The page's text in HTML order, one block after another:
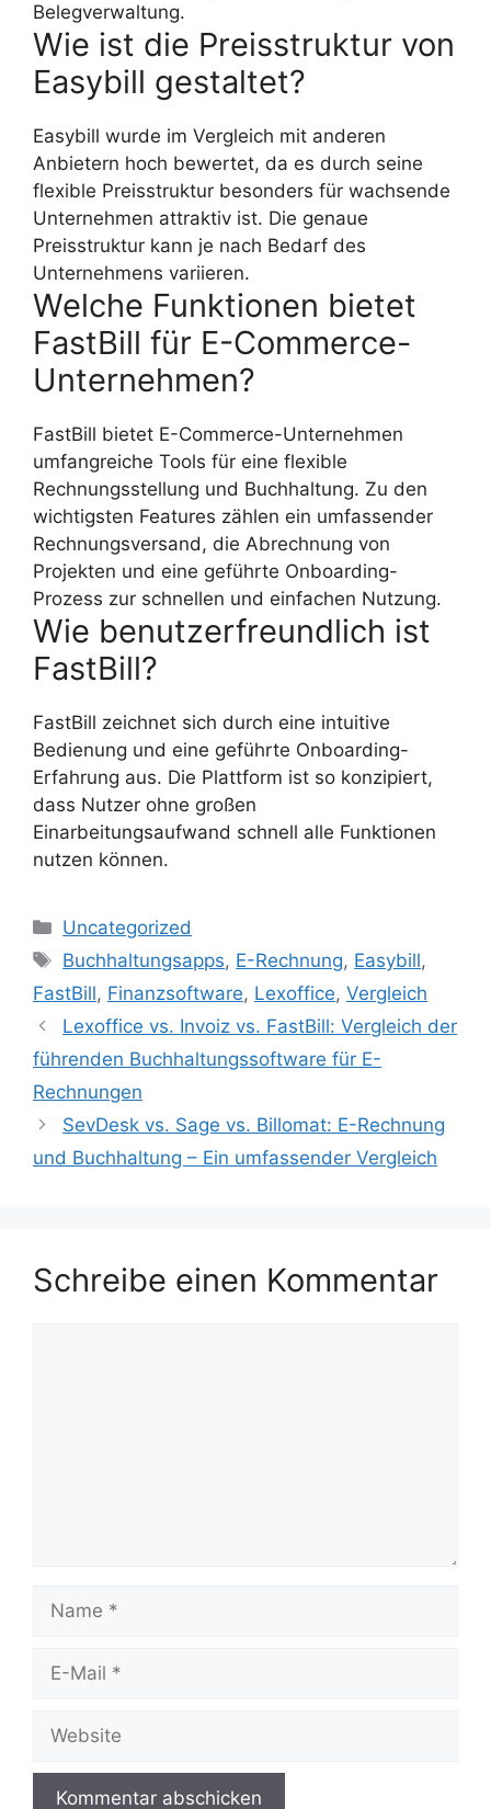
Belegverwaltung.
Wie ist die Preisstruktur von
Easybill gestaltet?
Easybill wurde im Vergleich mit anderen
Anbietern hoch bewertet, da es durch seine
flexible Preisstruktur besonders für wachsende
Unternehmen attraktiv ist. Die genaue
Preisstruktur kann je nach Bedarf des
Unternehmens variieren.
Welche Funktionen bietet
FastBill für E-Commerce-
Unternehmen?
FastBill bietet E-Commerce-Unternehmen
umfangreiche Tools für eine flexible
Rechnungsstellung und Buchhaltung. Zu den
wichtigsten Features zählen ein umfassender
Rechnungsversand, die Abrechnung von
Projekten und eine geführte Onboarding-
Prozess zur schnellen und einfachen Nutzung.
Wie benutzerfreundlich ist
FastBill?
FastBill zeichnet sich durch eine intuitive
Bedienung und eine geführte Onboarding-
Erfahrung aus. Die Plattform ist so konzipiert,
dass Nutzer ohne großen
Einarbeitungsaufwand schnell alle Funktionen
nutzen können.
Kategorien
Uncategorized
Schlagwörter
Buchhaltungsapps, E-Rechnung, Easybill,
FastBill, Finanzsoftware, Lexoffice, Vergleich
Lexoffice vs. Invoiz vs. FastBill: Vergleich der
führenden Buchhaltungssoftware für E-
Rechnungen
SevDesk vs. Sage vs. Billomat: E-Rechnung
und Buchhaltung – Ein umfassender Vergleich
Schreibe einen Kommentar
Name
Website